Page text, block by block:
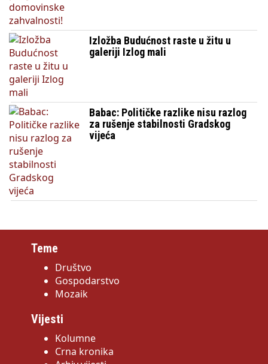
Izložba Budućnost raste u žitu u
galeriji Izlog mali
Babac: Političke razlike nisu razlog
za rušenje stabilnosti Gradskog
vijeća
Teme
Društvo
Gospodarstvo
Mozaik
Vijesti
Kolumne
Crna kronika